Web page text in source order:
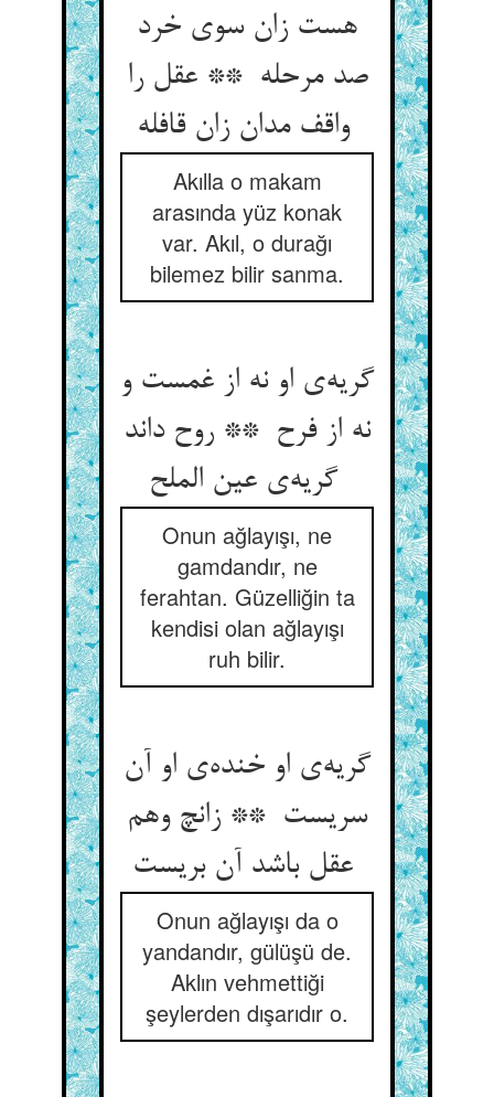
هست زان سوی خرد
صد مرحله ** عقل را
واقف مدان زان قافله
Akılla o makam
arasında yüz konak
var. Akıl, o durağı
bilemez bilir sanma.
گریه‌ی او نه از غمست و
نه از فرح ** روح داند
گریه‌ی عین الملح
Onun ağlayışı, ne
gamdandır, ne
ferahtan. Güzelliğin ta
kendisi olan ağlayışı
ruh bilir.
گریه‌ی او خنده‌ی او آن
سریست ** زانچ وهم
Onun ağlayışı da o
yandandır, gülüşü de.
Aklın vehmettiği
şeylerden dışarıdır o.